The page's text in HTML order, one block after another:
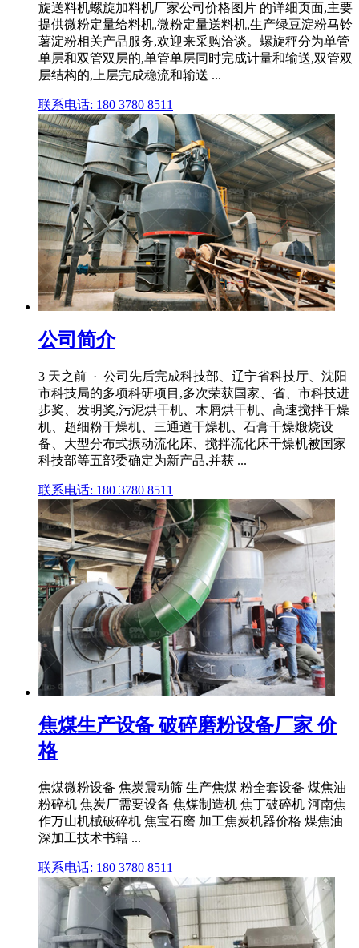
旋送料机螺旋加料机厂家公司价格图片 的详细页面,主要
提供微粉定量给料机,微粉定量送料机,生产绿豆淀粉马铃
薯淀粉相关产品服务,欢迎来采购洽谈。螺旋秤分为单管
单层和双管双层的,单管单层同时完成计量和输送,双管双
层结构的,上层完成稳流和输送 ...
联系电话: 180 3780 8511
公司简介
3 天之前 · 公司先后完成科技部、辽宁省科技厅、沈阳
市科技局的多项科研项目,多次荣获国家、省、市科技进
步奖、发明奖,污泥烘干机、木屑烘干机、高速搅拌干燥
机、超细粉干燥机、三通道干燥机、石膏干燥煅烧设
备、大型分布式振动流化床、搅拌流化床干燥机被国家
科技部等五部委确定为新产品,并获 ...
联系电话: 180 3780 8511
焦煤生产设备 破碎磨粉设备厂家 价
格
焦煤微粉设备 焦炭震动筛 生产焦煤 粉全套设备 煤焦油
粉碎机 焦炭厂需要设备 焦煤制造机 焦丁破碎机 河南焦
作万山机械破碎机 焦宝石磨 加工焦炭机器价格 煤焦油
深加工技术书籍 ...
联系电话: 180 3780 8511